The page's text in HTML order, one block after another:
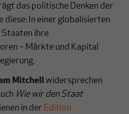
das politische Denken der
diese: In einer globalisierten
ihre
– Märkte und Kapital
Mitchellwidersprechen
Wie wir den Staat
in der Edition